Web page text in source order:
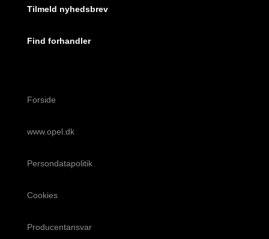
Tilmeld nyhedsbrev
Find forhandler
Forside
www.opel.dk
Persondatapolitik
Cookies
Producentansvar